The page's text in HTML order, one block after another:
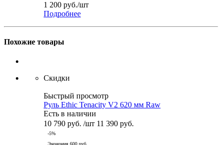
1 200 руб./шт
Подробнее
Похожие товары
Скидки
Быстрый просмотр
Руль Ethic Tenacity V2 620 мм Raw
Есть в наличии
10 790 руб. /шт 11 390 руб.
-5%
Экономия 600 руб.